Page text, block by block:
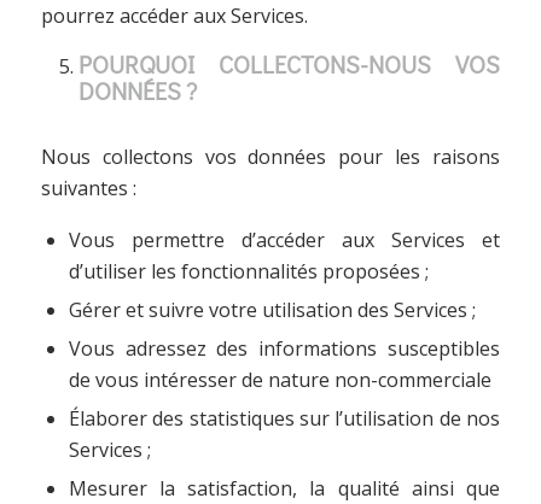
pourrez accéder aux Services.
POURQUOI COLLECTONS-NOUS VOS
DONNÉES ?
Nous collectons vos données pour les raisons
suivantes :
Vous permettre d’accéder aux Services et
d’utiliser les fonctionnalités proposées ;
Gérer et suivre votre utilisation des Services ;
Vous adressez des informations susceptibles
de vous intéresser de nature non-commerciale
Élaborer des statistiques sur l’utilisation de nos
Services ;
Mesurer la satisfaction, la qualité ainsi que